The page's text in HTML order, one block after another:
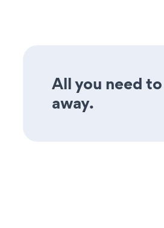
All you need
away.